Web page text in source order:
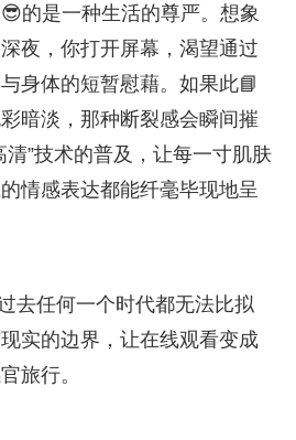
的是一种生活的尊严。想象
夜，你打开屏幕，渴望通过
身体的短暂慰藉。如果此📘
暗淡，那种断裂感会瞬间摧
清”技术的普及，让每一寸肌肤
情感表达都能纤毫毕现地呈
去任何一个时代都无法比拟
实的边界，让在线观看变成
旅行。